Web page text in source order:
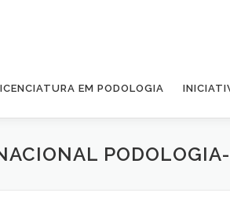
EM PODOLOGIA